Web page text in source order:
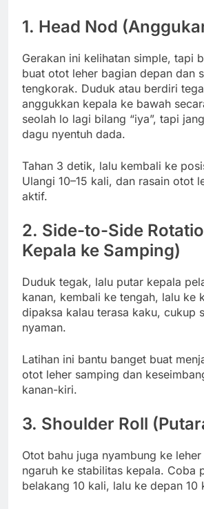
1. Head Nod
Gerakan ini kelihatan simple, tapi
buat otot leher bagian depan dan
tengkorak. Duduk atau berdiri
anggukkan kepala ke bawah
seolah lo lagi bilang “iya”, tapi
dagu nyentuh dada.
Tahan 3 detik, lalu kembali ke
Ulangi 10–15 kali, dan rasain otot
aktif.
2. Side-to-Side
Kepala ke Samping)
Duduk tegak, lalu putar kepala
kanan, kembali ke tengah, lalu ke
dipaksa kalau terasa kaku, cukup
nyaman.
Latihan ini bantu banget buat
otot leher samping dan
kanan-kiri.
3. Shoulder Roll
Otot bahu juga nyambung ke
ngaruh ke stabilitas kepala. Coba
belakang 10 kali, lalu ke depan 10